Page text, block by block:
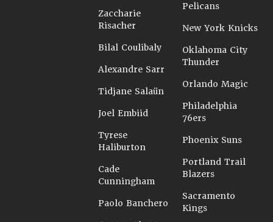
Zaccharie
Risacher
Bilal Coulibaly
Alexandre Sarr
Tidjane Salaün
Joel Embiid
Tyrese
Haliburton
Cade
Cunningham
Paolo Banchero
Pelicans
New York Knicks
Oklahoma City
Thunder
Orlando Magic
Philadelphia
76ers
Phoenix Suns
Portland Trail
Blazers
Sacramento
Kings